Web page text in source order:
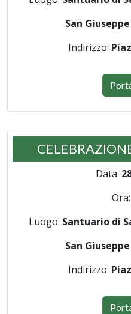
San
Indirizzo:
Data:
Ora:
Luogo: Santuario di
San
Indirizzo: